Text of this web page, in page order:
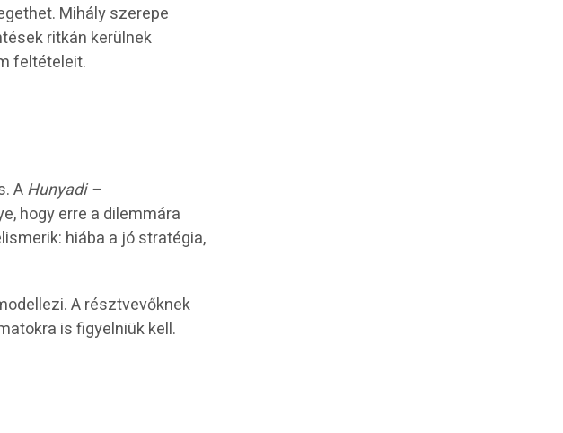
Mihály szerepe
ritkán kerülnek
feltételeit.
AHunyadi –
hogy erre a dilemmára
hiába a jó stratégia,
A résztvevőknek
is figyelniük kell.